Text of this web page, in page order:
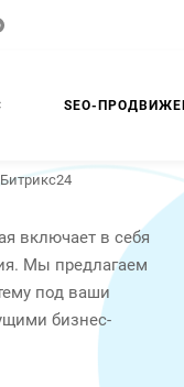
SEO-
включает в себя
Мы предлагаем
под ваши
бизнес-